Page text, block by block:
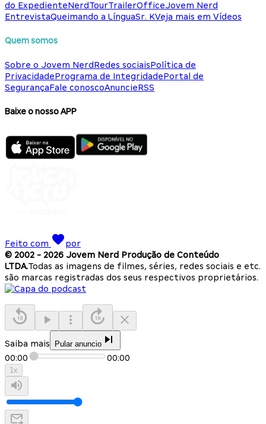
do ExpedienteNerdTourTrailerOfficeJovem Nerd
EntrevistaQueimando a LínguaSr. KVeja mais em Vídeos
Quem somos
Sobre o Jovem NerdRedes sociaisPolítica de
PrivacidadePrograma de IntegridadePortal de
SegurançaFale conoscoAnuncieRSS
Baixe o nosso APP
Feito com
por
© 2002 - 2026 Jovem Nerd Produção de Conteúdo
LTDA.Todas as imagens de filmes, séries, redes sociais e etc.
são marcas registradas dos seus respectivos proprietários.
Saiba mais Pular anuncio
00:00 00:00
1x